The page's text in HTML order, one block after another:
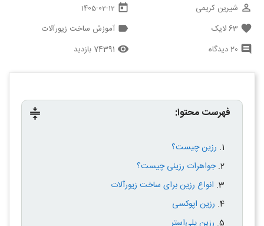
today
1405-02-12 perm_identity شیرین کریمی
label آموزش ساخت زیورآلات favorite
63لایک
remove_red_eye 74391 بازدید comment 20 دیدگاه
compress فهرست محتوا:
رزین چیست؟
جواهرات رزینی چیست؟
انواع رزین برای ساخت زیورآلات
رزین اپوکسی
رزین پلی‌استر